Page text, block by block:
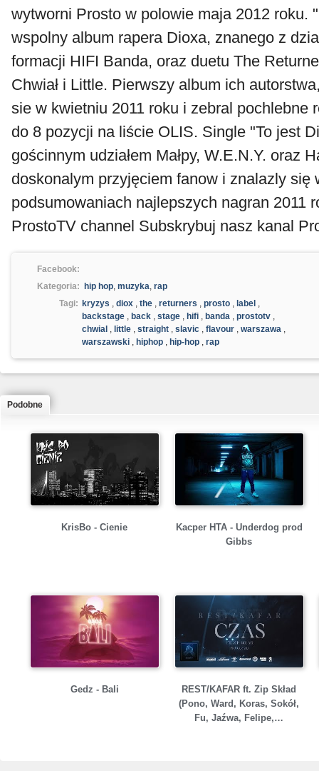
wytworni Prosto w polowie maja 2012 roku.
wspolny album rapera Dioxa, znanego z
formacji HIFI Banda, oraz duetu The
Chwiał i Little. Pierwszy album ich
sie w kwietniu 2011 roku i zebral pochlebne
do 8 pozycji na liście OLIS. Single "To jest
gościnnym udziałem Małpy, W.E.N.Y. oraz
doskonalym przyjęciem fanow i znalazly się
podsumowaniach najlepszych nagran 2011
ProstoTV channel Subskrybuj nasz kanal
Facebook:
Kategoria:
hip hop, muzyka, rap
Tagi: kryzys , diox , the , returners , prosto , label ,
backstage , back , stage , hifi , banda , prostotv ,
chwial , little , straight , slavic , flavour , warszawa ,
warszawski , hiphop , hip-hop , rap
Podobne
KrisBo - Cienie
Kacper HTA - Underdog prod
Gibbs
Gedz - Bali
REST/KAFAR ft. Zip Skład
(Pono, Ward, Koras, Sokół,
Fu, Jaźwa, Felipe,…